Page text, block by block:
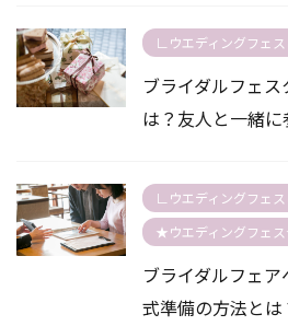
∟ウエディングフェス
ブライダルフェ
は？友人と一緒に
∟ウエディングフェス
★ウエディングフェ
ブライダルフェ
式準備の方法とは